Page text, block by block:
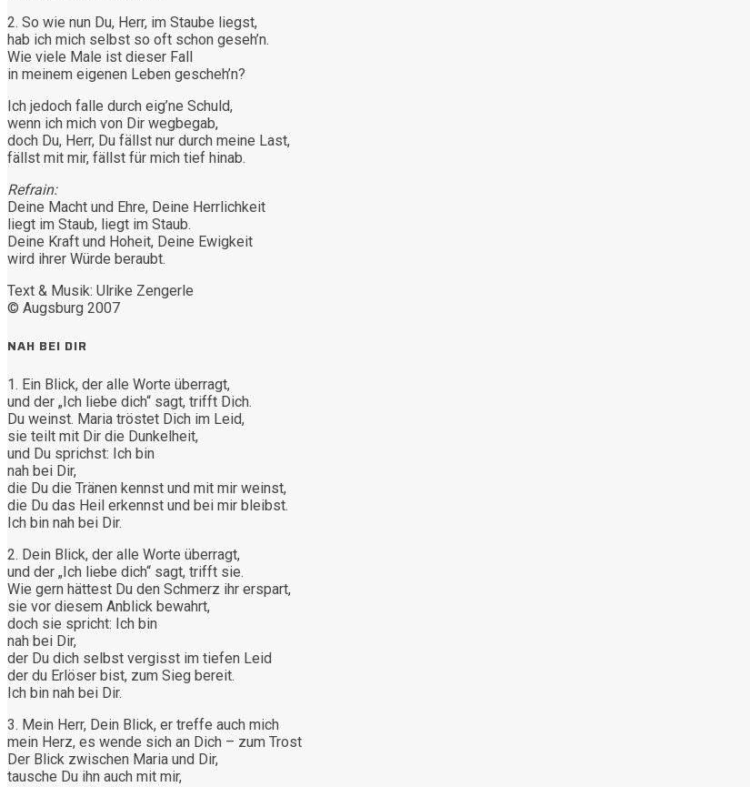
2. So wie nun Du, Herr, im Staube liegst,
hab ich mich selbst so oft schon geseh’n.
Wie viele Male ist dieser Fall
in meinem eigenen Leben gescheh’n?
Ich jedoch falle durch eig’ne Schuld,
wenn ich mich von Dir wegbegab,
doch Du, Herr, Du fällst nur durch meine Last,
fällst mit mir, fällst für mich tief hinab.
Refrain:
Deine Macht und Ehre, Deine Herrlichkeit
liegt im Staub, liegt im Staub.
Deine Kraft und Hoheit, Deine Ewigkeit
wird ihrer Würde beraubt.
Text & Musik: Ulrike Zengerle
© Augsburg 2007
NAH BEI DIR
1. Ein Blick, der alle Worte überragt,
und der „Ich liebe dich“ sagt, trifft Dich.
Du weinst. Maria tröstet Dich im Leid,
sie teilt mit Dir die Dunkelheit,
und Du sprichst: Ich bin
nah bei Dir,
die Du die Tränen kennst und mit mir weinst,
die Du das Heil erkennst und bei mir bleibst.
Ich bin nah bei Dir.
2. Dein Blick, der alle Worte überragt,
und der „Ich liebe dich“ sagt, trifft sie.
Wie gern hättest Du den Schmerz ihr erspart,
sie vor diesem Anblick bewahrt,
doch sie spricht: Ich bin
nah bei Dir,
der Du dich selbst vergisst im tiefen Leid
der du Erlöser bist, zum Sieg bereit.
Ich bin nah bei Dir.
3. Mein Herr, Dein Blick, er treffe auch mich
mein Herz, es wende sich an Dich – zum Trost
Der Blick zwischen Maria und Dir,
tausche Du ihn auch mit mir,